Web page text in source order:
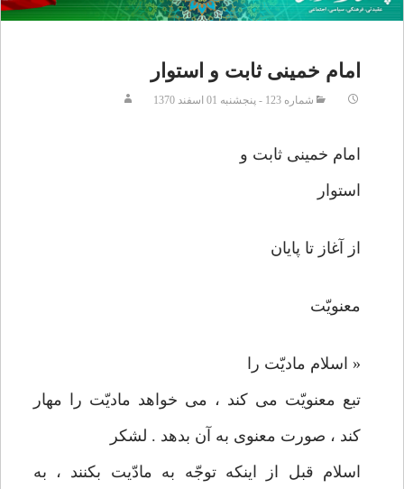
امام خمینی ثابت و استوار
شماره 123 - پنجشنبه 01 اسفند 1370
امام خمينی ثابت و
استوار
از آغاز تا پايان
معنويّت
« اسلام ماديّت را
تبع معنويّت می كند ، می خواهد ماديّت را مهار
كند ، صورت معنوی به آن بدهد . لشكر
اسلام قبل از اينكه توجّه به مادّيت بكنند ، به